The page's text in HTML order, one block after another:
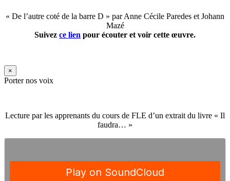
« De l’autre coté de la barre D » par Anne Cécile Paredes et Johann
Mazé
Suivez ce lien pour écouter et voir cette œuvre.
×
Porter nos voix
Lecture par les apprenants du cours de FLE d’un extrait du livre « Il
faudra… »